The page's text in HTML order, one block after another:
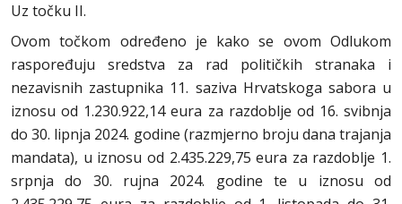
Uz točku II.
Ovom točkom određeno je kako se ovom Odlukom
raspoređuju sredstva za rad političkih stranaka i
nezavisnih zastupnika 11. saziva Hrvatskoga sabora u
iznosu od 1.230.922,14 eura za razdoblje od 16. svibnja
do 30. lipnja 2024. godine (razmjerno broju dana trajanja
mandata), u iznosu od 2.435.229,75 eura za razdoblje 1.
srpnja do 30. rujna 2024. godine te u iznosu od